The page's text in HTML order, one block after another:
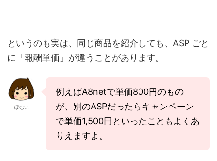
というのも実は、同じ商品を紹介しても、ASP ごと
に「報酬単価」が違うことがあります。
ぽむこ
例えばA8netで単価800円のもの
が、別のASPだったらキャンペーン
で単価1,500円といったこともよくあ
りえますよ。